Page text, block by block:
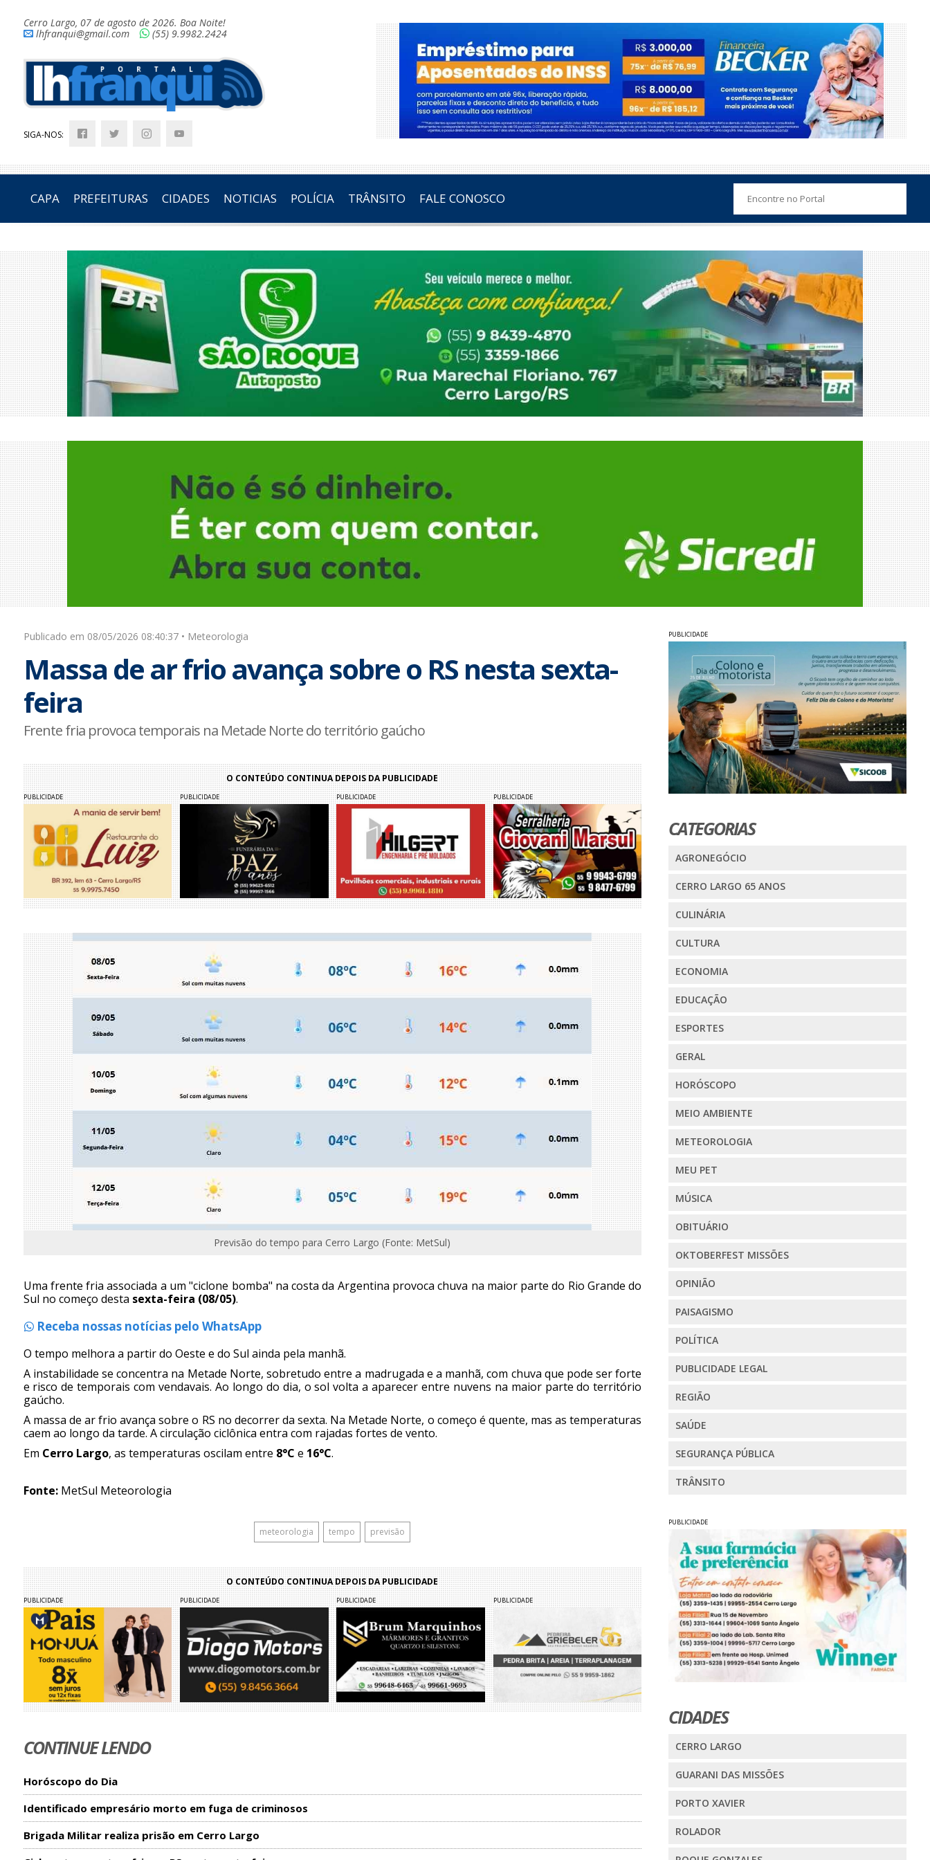
Cerro Largo, 07 de agosto de 2026. Boa Noite!
lhfranqui@gmail.com
(55) 9.9982.2424
SIGA-NOS:
CAPA PREFEITURAS CIDADES NOTICIAS POLÍCIA TRÂNSITO FALE CONOSCO
Publicado em 08/05/2026 08:40:37 • Meteorologia
Massa de ar frio avança sobre o RS nesta sexta-
feira
Frente fria provoca temporais na Metade Norte do território gaúcho
O CONTEÚDO CONTINUA DEPOIS DA PUBLICIDADE
PUBLICIDADE PUBLICIDADE PUBLICIDADE PUBLICIDADE
Previsão do tempo para Cerro Largo (Fonte: MetSul)
Uma frente fria associada a um "ciclone bomba" na costa da Argentina provoca chuva na maior parte do Rio Grande do
Sul no começo desta sexta-feira (08/05).
Receba nossas notícias pelo WhatsApp
O tempo melhora a partir do Oeste e do Sul ainda pela manhã.
A instabilidade se concentra na Metade Norte, sobretudo entre a madrugada e a manhã, com chuva que pode ser forte
e risco de temporais com vendavais. Ao longo do dia, o sol volta a aparecer entre nuvens na maior parte do território
gaúcho.
A massa de ar frio avança sobre o RS no decorrer da sexta. Na Metade Norte, o começo é quente, mas as temperaturas
caem ao longo da tarde. A circulação ciclônica entra com rajadas fortes de vento.
Em Cerro Largo, as temperaturas oscilam entre 8°C e 16°C.
Fonte:MetSul Meteorologia
meteorologia tempo previsão
O CONTEÚDO CONTINUA DEPOIS DA PUBLICIDADE
PUBLICIDADE PUBLICIDADE PUBLICIDADE PUBLICIDADE
CONTINUE LENDO
Horóscopo do Dia
Identificado empresário morto em fuga de criminosos
Brigada Militar realiza prisão em Cerro Largo
PUBLICIDADE
CATEGORIAS
AGRONEGÓCIO
CERRO LARGO 65 ANOS
CULINÁRIA
CULTURA
ECONOMIA
EDUCAÇÃO
ESPORTES
GERAL
HORÓSCOPO
MEIO AMBIENTE
METEOROLOGIA
MEU PET
MÚSICA
OBITUÁRIO
OKTOBERFEST MISSÕES
OPINIÃO
PAISAGISMO
POLÍTICA
PUBLICIDADE LEGAL
REGIÃO
SAÚDE
SEGURANÇA PÚBLICA
TRÂNSITO
PUBLICIDADE
CIDADES
CERRO LARGO
GUARANI DAS MISSÕES
PORTO XAVIER
ROLADOR